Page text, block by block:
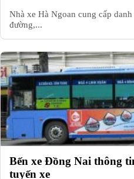
Nhà xe Hà Ngoan cung cấp
đường,...
Bến xe Đồng Nai thông
tuyến xe